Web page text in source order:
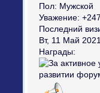
Пол: Мужской
Уважение:
Последний
Вт, 11 Май
Награды: